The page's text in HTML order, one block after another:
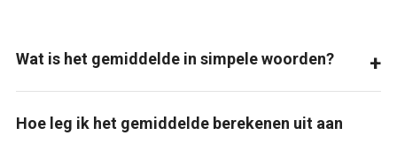
Wat is het gemiddelde in simpele woorden?
Hoe leg ik het gemiddelde berekenen uit aan